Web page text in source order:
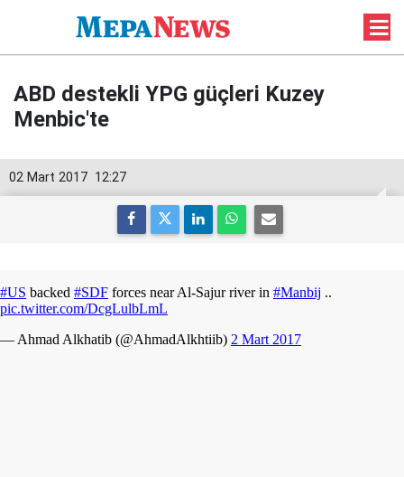
ABD destekli YPG güçleri Kuzey
Menbic'te
12:27
02 Mart 2017